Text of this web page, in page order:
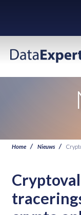
Home Nieuws